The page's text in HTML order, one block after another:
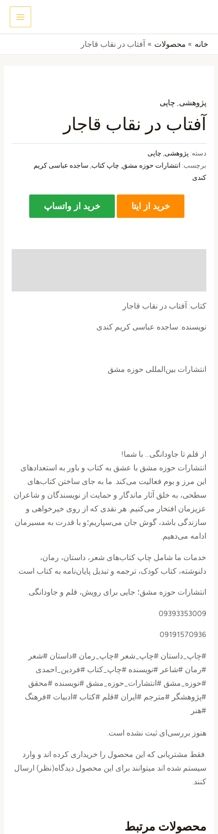
محتوا
خانه محصولات آفتاب در نقاب قاجار
پژوهشی چاپی
آفتاب در نقاب قاجار
دسته: پژوهشی, چاپی
برچسب: انتشارات حوزه مشق, چاپ کتاب, ساجده عباسی کریم
کندی
خرید از ایتا خرید از واتساپ
کتاب: آفتاب در نقاب قاجار
نویسنده: ساجده عباسی کریم کندی
انتشارات بین‌المللی حوزه مشق
از قلم تا جاودانگی… با شما!
انتشارات حوزه مشق با عشق به کتاب و باور به استعدادهای
این مرز و بوم فعالیت می‌کند. ما به جای ساختن کتاب‌های
سطحی، به خلق آثار ماندگار و حمایت از نویسندگان و شاعران
عزیزمان افتخار می‌کنیم. هر نقدی که از روی خیرخواهی و
سازندگی باشد، گوش جان می‌سپاریم؛و با قدرت به مسیرمان
ادامه می‌دهیم.
خدمات ما شامل چاپ کتاب‌های شعر، داستان، رمان،
دلنوشته، کتاب کودک، ترجمه و تبدیل پایان‌نامه به کتاب است.
انتشارات حوزه مشق؛ جایی برای رویش، قلم و جاودانگی.
09393353009
09191570936
#چاپ_داستان #چاپ_شعر #چاپ_رمان #داستان #شعر
#رمان #شاعر #نویسنده #چاپ_کتاب #فردین_احمدی
#حوزه_مشق #انتشارات_حوزه_مشق #نویسنده #محقق
#پژوهشگر #مترجم #ایران #قلم #کتاب #ادبیات #فرهنگ
#هنر
هنوز بررسی‌ای ثبت نشده است.
.فقط مشتریانی که این محصول را خریداری کرده اند و وارد
سیستم شده اند میتوانند برای این محصول دیدگاه(نظر) ارسال
کنند.
محصولات مرتبط